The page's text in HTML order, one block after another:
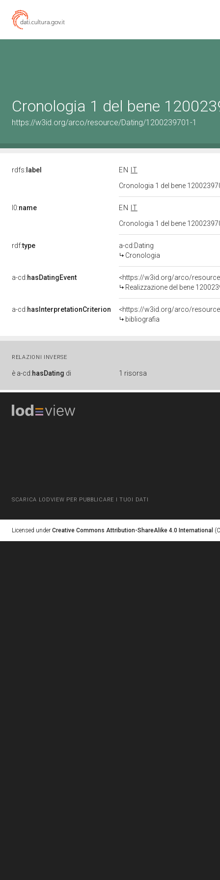
Cronologia 1 del bene
https://w3id.org/arco/resource/Dating/1200239701-1
rdfs: label EN
IT
Cronologia 1 del bene
l0:name EN
IT
Cronologia 1 del bene
rdf:type
a-cd:Dating
Cronologia
a-cd:hasDatingEvent
<https://w3id.org/arco/
Realizzazione del bene
a-cd:hasInterpretationCriterion
<https://w3id.org/arco/
bibliografia
RELAZIONI INVERSE
è a-cd:hasDating di 1 risorsa
SCARICA LODVIEW PER PUBBLICARE I TUOI DATI
Licensed under Creative Commons Attribution-ShareAlike 4.0 International